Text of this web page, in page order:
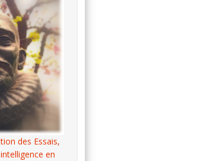
des Essais,
en